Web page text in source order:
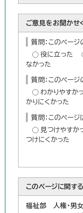
ご意見をお聞かせ
質問：このペー
役に立った
なかった
質問：このペー
わかりやすか
かりにくかった
質問：このペー
見つけやすか
つけにくかった
このページに関する
福祉部 人権・男